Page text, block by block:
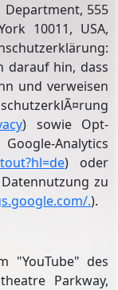
Department, 555
10011, USA,
darauf hin, dass
und verweisen
) sowie Opt-
Analytics
) oder
zu
.).
des
Parkway,